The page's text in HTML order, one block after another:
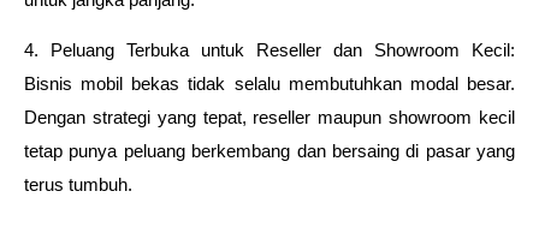
4. Peluang Terbuka untuk Reseller dan Showroom Kecil:
Bisnis mobil bekas tidak selalu membutuhkan modal besar.
Dengan strategi yang tepat, reseller maupun showroom kecil
tetap punya peluang berkembang dan bersaing di pasar yang
terus tumbuh.